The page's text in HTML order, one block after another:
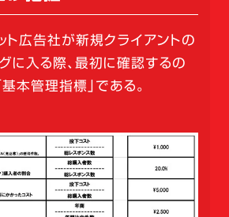
ト広告社が新規クライアントの
に入る際、最初に確認するの
本管理指標」である。